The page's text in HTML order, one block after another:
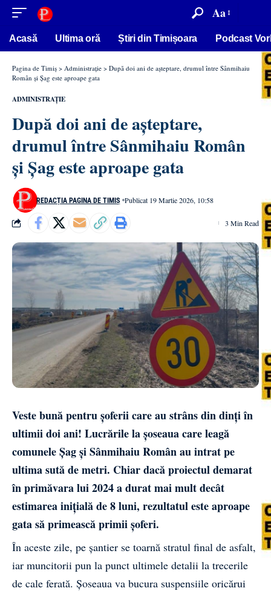
conținut Aa
Acasă Ultima oră Știri din Timișoara Podcast
Pagina de Timiș > Administrație > După doi ani de așteptare, drumul între Sânmihaiu
Român și Șag este aproape gata
ADMINISTRAȚIE
După doi ani de așteptare,
drumul între Sânmihaiu Român
și Șag este aproape gata
REDACȚIA PAGINA DE TIMIȘ Publicat 19 Martie 2026, 10:58
3 Min Read
Veste bună pentru șoferii care au strâns din dinți în
ultimii doi ani! Lucrările la șoseaua care leagă
comunele Șag și Sânmihaiu Român au intrat pe
ultima sută de metri. Chiar dacă proiectul demarat
în primăvara lui 2024 a durat mai mult decât
estimarea inițială de 8 luni, rezultatul este aproape
gata să primească primii șoferi.
În aceste zile, pe șantier se toarnă stratul final de asfalt,
iar muncitorii pun la punct ultimele detalii la trecerile
de cale ferată. Șoseaua va bucura suspensiile oricărui